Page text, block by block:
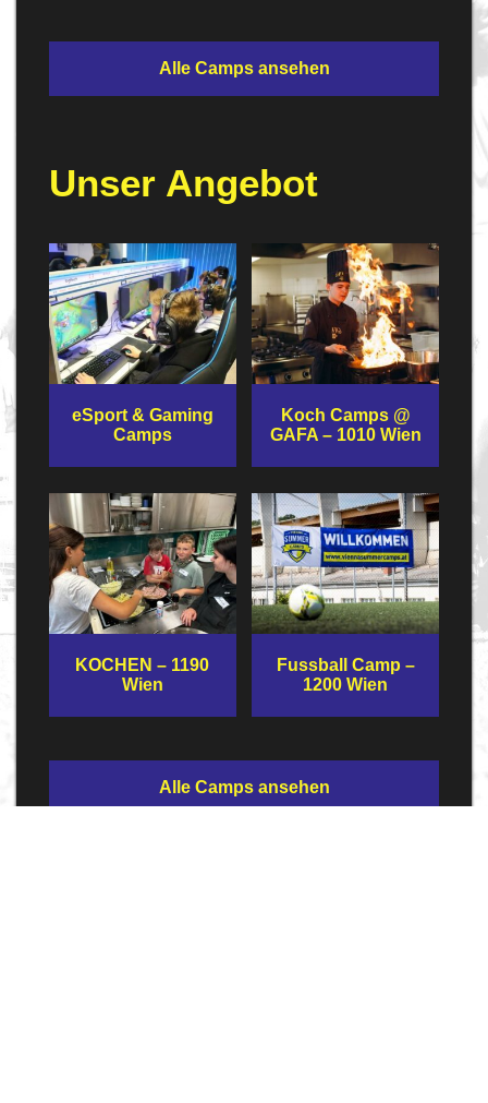
Alle Camps ansehen
Unser Angebot
eSport & Gaming
Camps
Koch Camps @
GAFA – 1010 Wien
KOCHEN – 1190
Wien
Fussball Camp –
1200 Wien
Alle Camps ansehen